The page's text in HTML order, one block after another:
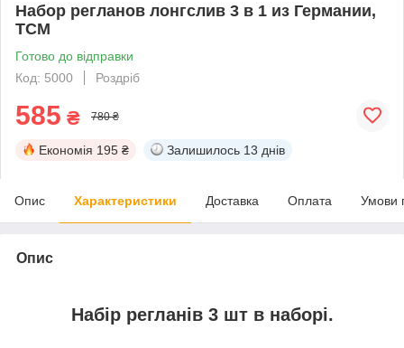
Набор регланов лонгслив 3 в 1 из Германии,
ТСМ
Готово до відправки
Код: 5000
Роздріб
585 ₴ 780 ₴
Економія 195 ₴ Залишилось 13 днів
Опис Характеристики Доставка Оплата Умови
Опис
Набір регланів 3 шт в наборі.